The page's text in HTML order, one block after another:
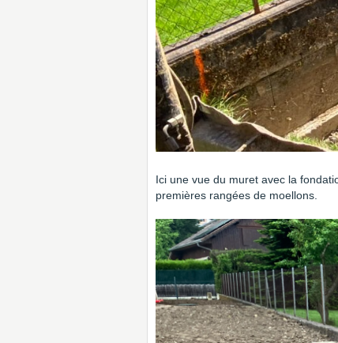
Ici une vue du muret avec la
premières rangées de moellons.